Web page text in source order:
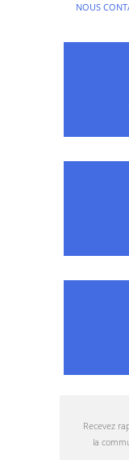
​NOUS
Recevez
la